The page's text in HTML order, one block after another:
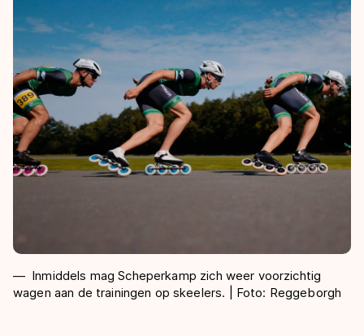
Inmiddels mag Scheperkamp zich weer voorzichtig
wagen aan de trainingen op skeelers. | Foto: Reggeborgh